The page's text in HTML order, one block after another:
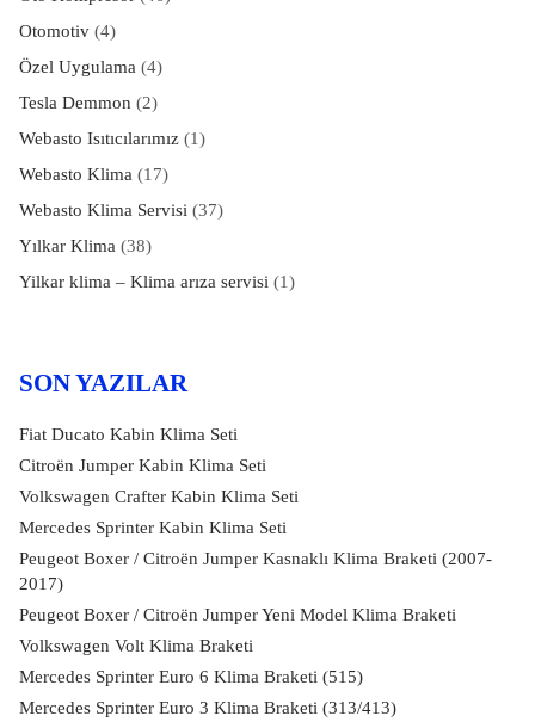
Otomotiv(4)
Özel Uygulama(4)
Tesla Demmon (2)
Webasto Isıtıcılarımız(1)
Webasto Klima(17)
Webasto Klima Servisi(37)
Yılkar Klima(38)
Yilkar klima – Klima arıza servisi(1)
SON YAZILAR
Fiat Ducato Kabin Klima Seti
Citroën Jumper Kabin Klima Seti
Volkswagen Crafter Kabin Klima Seti
Mercedes Sprinter Kabin Klima Seti
Peugeot Boxer / Citroën Jumper Kasnaklı Klima Braketi (2007-
2017)
Peugeot Boxer / Citroën Jumper Yeni Model Klima Braketi
Volkswagen Volt Klima Braketi
Mercedes Sprinter Euro 6 Klima Braketi (515)
Mercedes Sprinter Euro 3 Klima Braketi (313/413)